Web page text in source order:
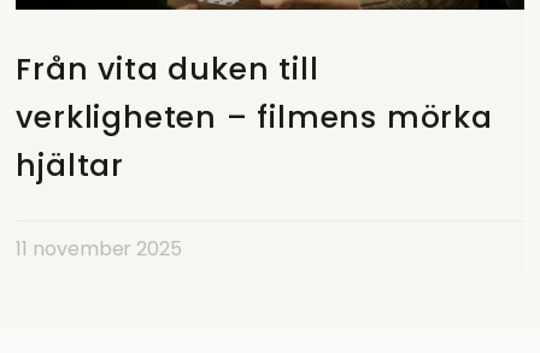
Från vita duken till
verkligheten – filmens mörka
hjältar
11 november 2025